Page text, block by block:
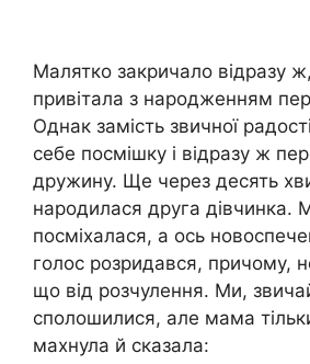
Малятко закричало відразу
привітала з народженням
Однак замість звичної
себе посмішку і відразу ж
дружину. Ще через десять
народилася друга
посміхалася, а ось
голос розридався, причому,
що від розчулення. Ми,
сполошилися, але мама
махнула й сказала: